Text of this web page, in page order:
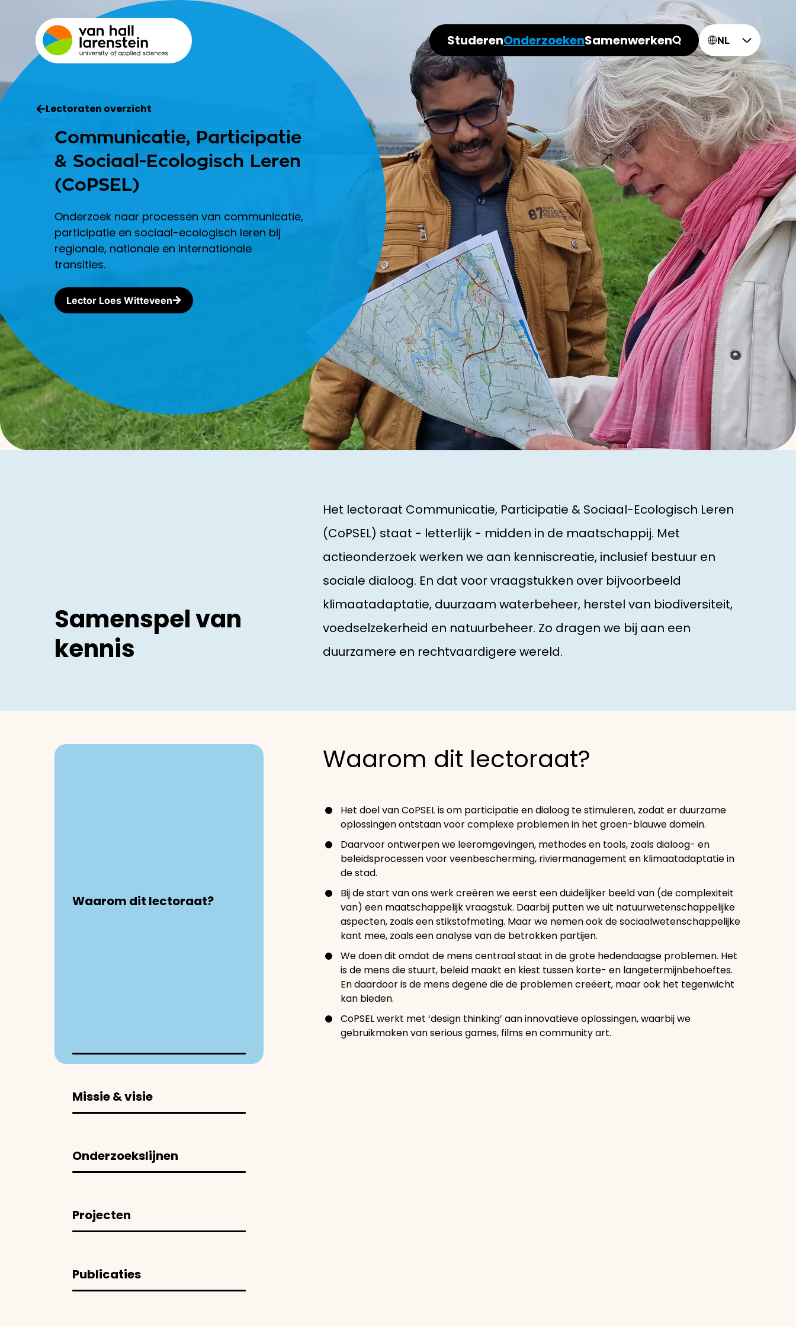
StuderenOnderzoekenSamenwerken NL
Lectoraten overzicht
Communicatie, Participatie
& Sociaal-Ecologisch Leren
(CoPSEL)
Onderzoek naar processen van communicatie,
participatie en sociaal-ecologisch leren bij
regionale, nationale en internationale
transities.
Lector Loes Witteveen
Samenspel van
kennis
Het lectoraat Communicatie, Participatie & Sociaal-Ecologisch Leren
(CoPSEL) staat - letterlijk - midden in de maatschappij. Met
actieonderzoek werken we aan kenniscreatie, inclusief bestuur en
sociale dialoog. En dat voor vraagstukken over bijvoorbeeld
klimaatadaptatie, duurzaam waterbeheer, herstel van biodiversiteit,
voedselzekerheid en natuurbeheer. Zo dragen we bij aan een
duurzamere en rechtvaardigere wereld.
Waarom dit lectoraat?
Waarom dit lectoraat?
Het doel van CoPSEL is om participatie en dialoog te stimuleren, zodat er duurzame
oplossingen ontstaan voor complexe problemen in het groen-blauwe domein.
Daarvoor ontwerpen we leeromgevingen, methodes en tools, zoals dialoog- en
beleidsprocessen voor veenbescherming, riviermanagement en klimaatadaptatie in
de stad.
Bij de start van ons werk creëren we eerst een duidelijker beeld van (de complexiteit
van) een maatschappelijk vraagstuk. Daarbij putten we uit natuurwetenschappelijke
aspecten, zoals een stikstofmeting. Maar we nemen ook de sociaalwetenschappelijke
kant mee, zoals een analyse van de betrokken partijen.
We doen dit omdat de mens centraal staat in de grote hedendaagse problemen. Het
is de mens die stuurt, beleid maakt en kiest tussen korte- en langetermijnbehoeftes.
En daardoor is de mens degene die de problemen creëert, maar ook het tegenwicht
kan bieden.
CoPSEL werkt met ‘design thinking’ aan innovatieve oplossingen, waarbij we
gebruikmaken van serious games, films en community art.
Missie & visie
Onderzoekslijnen
Projecten
Publicaties